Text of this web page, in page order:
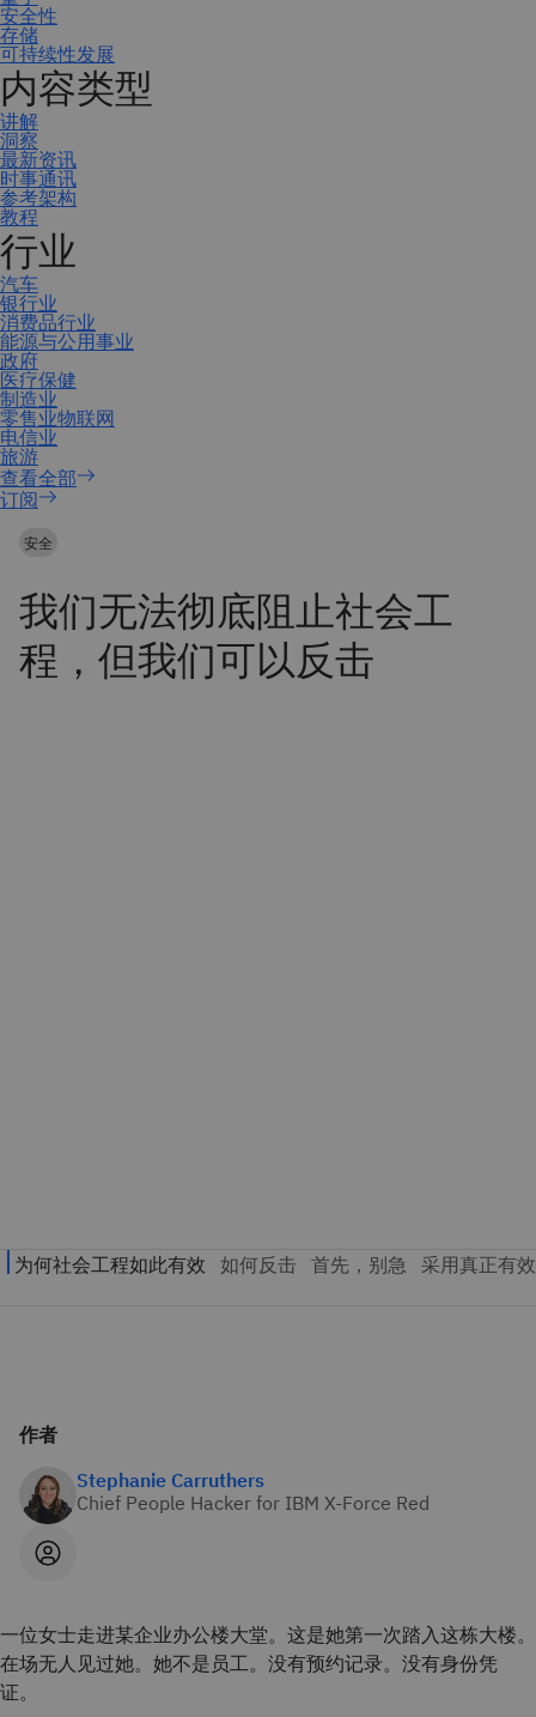
订阅
安全
我们无法彻底阻止社会工
程，但我们可以反击
作者
Stephanie Carruthers
Chief People Hacker for IBM X-Force Red
一位女士走进某企业办公楼大堂。这是她第一次踏入这栋大楼。
在场无人见过她。她不是员工。没有预约记录。没有身份凭
证。